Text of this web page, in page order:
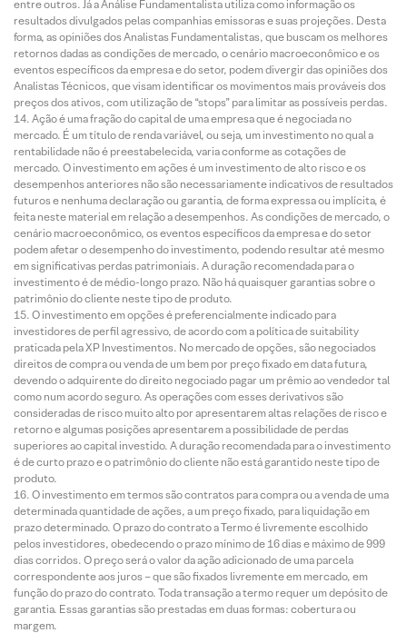
entre outros. Já a Análise Fundamentalista utiliza como informação os
resultados divulgados pelas companhias emissoras e suas projeções. Desta
forma, as opiniões dos Analistas Fundamentalistas, que buscam os melhores
retornos dadas as condições de mercado, o cenário macroeconômico e os
eventos específicos da empresa e do setor, podem divergir das opiniões dos
Analistas Técnicos, que visam identificar os movimentos mais prováveis dos
preços dos ativos, com utilização de “stops” para limitar as possíveis perdas.
Ação é uma fração do capital de uma empresa que é negociada no
mercado. É um título de renda variável, ou seja, um investimento no qual a
rentabilidade não é preestabelecida, varia conforme as cotações de
mercado. O investimento em ações é um investimento de alto risco e os
desempenhos anteriores não são necessariamente indicativos de resultados
futuros e nenhuma declaração ou garantia, de forma expressa ou implícita, é
feita neste material em relação a desempenhos. As condições de mercado, o
cenário macroeconômico, os eventos específicos da empresa e do setor
podem afetar o desempenho do investimento, podendo resultar até mesmo
em significativas perdas patrimoniais. A duração recomendada para o
investimento é de médio-longo prazo. Não há quaisquer garantias sobre o
patrimônio do cliente neste tipo de produto.
O investimento em opções é preferencialmente indicado para
investidores de perfil agressivo, de acordo com a política de suitability
praticada pela XP Investimentos. No mercado de opções, são negociados
direitos de compra ou venda de um bem por preço fixado em data futura,
devendo o adquirente do direito negociado pagar um prêmio ao vendedor tal
como num acordo seguro. As operações com esses derivativos são
consideradas de risco muito alto por apresentarem altas relações de risco e
retorno e algumas posições apresentarem a possibilidade de perdas
superiores ao capital investido. A duração recomendada para o investimento
é de curto prazo e o patrimônio do cliente não está garantido neste tipo de
produto.
O investimento em termos são contratos para compra ou a venda de uma
determinada quantidade de ações, a um preço fixado, para liquidação em
prazo determinado. O prazo do contrato a Termo é livremente escolhido
pelos investidores, obedecendo o prazo mínimo de 16 dias e máximo de 999
dias corridos. O preço será o valor da ação adicionado de uma parcela
correspondente aos juros – que são fixados livremente em mercado, em
função do prazo do contrato. Toda transação a termo requer um depósito de
garantia. Essas garantias são prestadas em duas formas: cobertura ou
margem.